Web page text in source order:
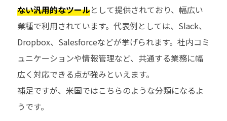
ない汎用的なツールとして提供されており、幅広い
業種で利用されています。代表例としては、Slack、
Dropbox、Salesforceなどが挙げられます。社内コミ
ュニケーションや情報管理など、共通する業務に幅
広く対応できる点が強みといえます。
補足ですが、米国ではこちらのような分類になるよ
うです。